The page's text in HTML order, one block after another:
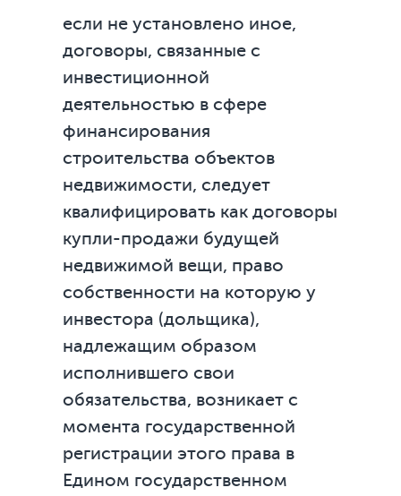
если не установлено иное,
договоры, связанные с
инвестиционной
деятельностью в сфере
финансирования
строительства объектов
недвижимости, следует
квалифицировать как договоры
купли-продажи будущей
недвижимой вещи, право
собственности на которую у
инвестора (дольщика),
надлежащим образом
исполнившего свои
обязательства, возникает с
момента государственной
регистрации этого права в
Едином государственном